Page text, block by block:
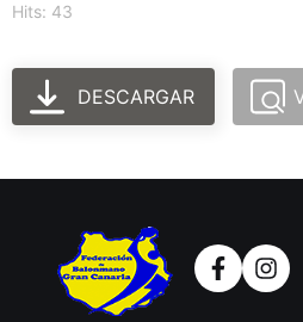
Hits: 43
DESCARGAR